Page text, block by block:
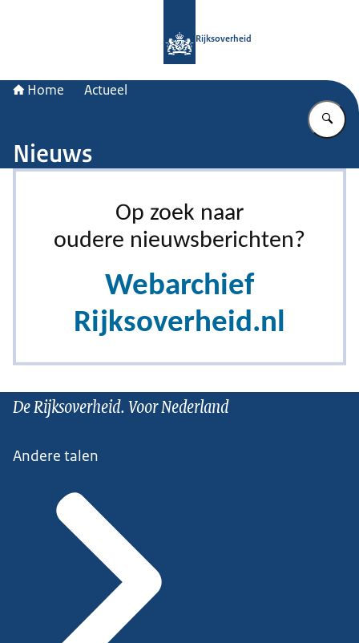
Rijksoverheid
Home Actueel
Nieuws
De Rijksoverheid. Voor Nederland
Andere talen